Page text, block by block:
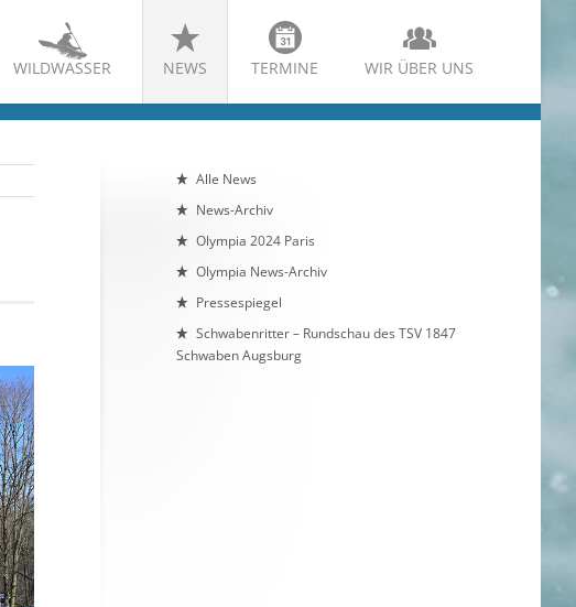
WILDWASSER NEWS TERMINE WIR ÜBER UNS
Alle News
News-Archiv
Olympia 2024 Paris
Olympia News-Archiv
Pressespiegel
Schwabenritter – Rundschau des TSV 1847
Schwaben Augsburg